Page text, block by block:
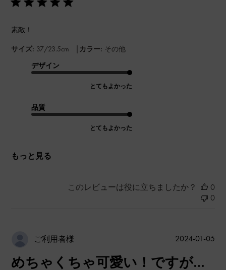
素敵！
サイズ: 37/23.5cm | カラー: その他
デザイン
とてもよかった
品質
とてもよかった
もっと見る
このレビューは役に立ちましたか？
0
0
ご利用者様
めちゃくちゃ可愛い！ですが…
公
2024-01-05